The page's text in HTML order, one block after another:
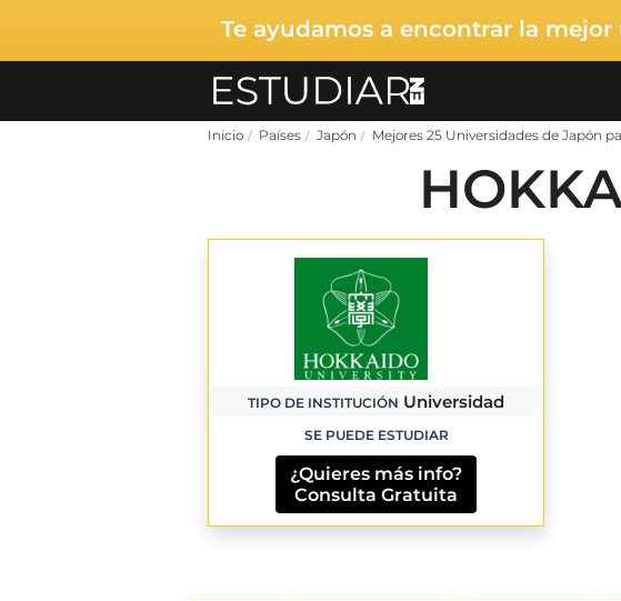
Te ayudamos a encontrar la mejor
Inicio Países Japón Mejores 25 Universidades de Japón
TIPO DE INSTITUCIÓN Universidad
SE PUEDE ESTUDIAR
¿Quieres más info?
Consulta Gratuita